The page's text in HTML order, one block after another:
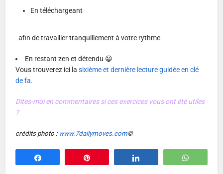
En téléchargeant
afin de travailler tranquillement à votre rythme
En restant zen et détendu 😀
Vous trouverez ici lasixième et dernière lecture guidée en clé
de fa.
Dites-moi en commentaires si ces exercices vous ont été utiles
?
crédits photo :www.7dailymoves.com©